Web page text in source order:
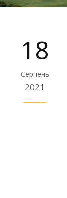
18
Серпень
2021